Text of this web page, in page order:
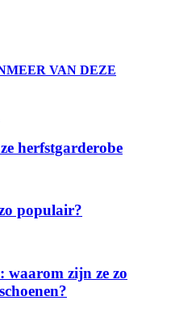
MEER VAN DEZE
herfstgarderobe
populair?
waarom zijn ze zo